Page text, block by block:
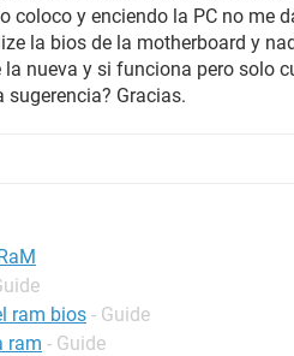
coloco y enciendo la PC no me
la bios de la motherboard y
la nueva y si funciona pero solo
sugerencia? Gracias.
ram bios - Guide
ram - Guide